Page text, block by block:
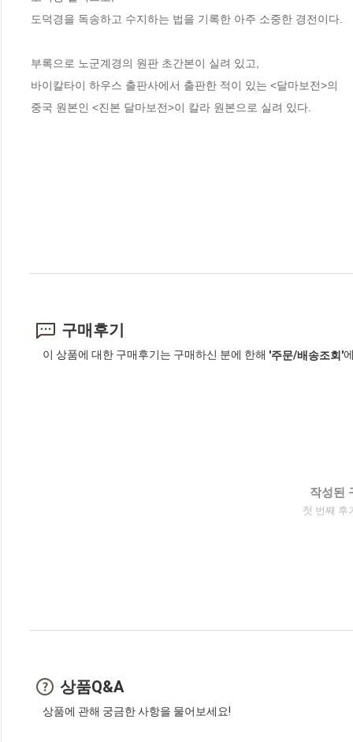
도덕경을 독송하고 수지하는 법을 기록한 아주 소중한 경전이다.
부록으로 노군계경의 원판 초간본이 실려 있고,
바이칼타이 하우스 출판사에서 출판한 적이 있는 <달마보전>의
중국 원본인 <진본 달마보전>이 칼라 원본으로 실려 있다.
구매후기
이 상품에 대한 구매후기는 구매하신 분에 한해 '주문/배송조회'
작성된
첫 번째 후
상품Q&A
상품에 관해 궁금한 사항을 물어보세요!